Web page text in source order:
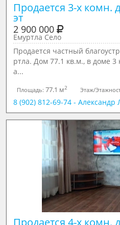
Продается 3-х комн.
эт
2 900 000
Емуртла Село
Продается частный
ртла. Дом 77.1 кв.м., в доме 3
а...
Площадь:77.1 м2 Этаж/
8 (902) 812-69-74 - Александр
Продается 4-х комн.